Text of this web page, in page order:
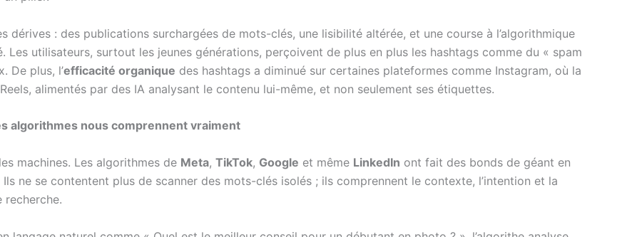
dérives : des publications surchargées de mots-clés, une lisibilité altérée, et une course à l’algorithmique
Les utilisateurs, surtout les jeunes générations, perçoivent de plus en plus les hashtags comme du « spam
De plus, l’efficacité organique des hashtags a diminué sur certaines plateformes comme Instagram, où la
alimentés par des IA analysant le contenu lui-même, et non seulement ses étiquettes.
algorithmes nous comprennent vraiment
machines. Les algorithmes de Meta, TikTok, Google et même LinkedIn ont fait des bonds de géant en
Ils ne se contentent plus de scanner des mots-clés isolés ; ils comprennent le contexte, l’intention et la
recherche.